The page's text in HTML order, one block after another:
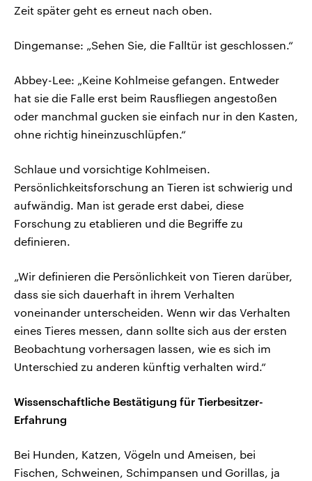
Zeit später geht es erneut nach oben.
Dingemanse: „Sehen Sie, die Falltür ist geschlossen.“
Abbey-Lee: „Keine Kohlmeise gefangen. Entweder
hat sie die Falle erst beim Rausfliegen angestoßen
oder manchmal gucken sie einfach nur in den Kasten,
ohne richtig hineinzuschlüpfen.“
Schlaue und vorsichtige Kohlmeisen.
Persönlichkeitsforschung an Tieren ist schwierig und
aufwändig. Man ist gerade erst dabei, diese
Forschung zu etablieren und die Begriffe zu
definieren.
„Wir definieren die Persönlichkeit von Tieren darüber,
dass sie sich dauerhaft in ihrem Verhalten
voneinander unterscheiden. Wenn wir das Verhalten
eines Tieres messen, dann sollte sich aus der ersten
Beobachtung vorhersagen lassen, wie es sich im
Unterschied zu anderen künftig verhalten wird.“
Wissenschaftliche Bestätigung für Tierbesitzer-
Erfahrung
Bei Hunden, Katzen, Vögeln und Ameisen, bei
Fischen, Schweinen, Schimpansen und Gorillas, ja